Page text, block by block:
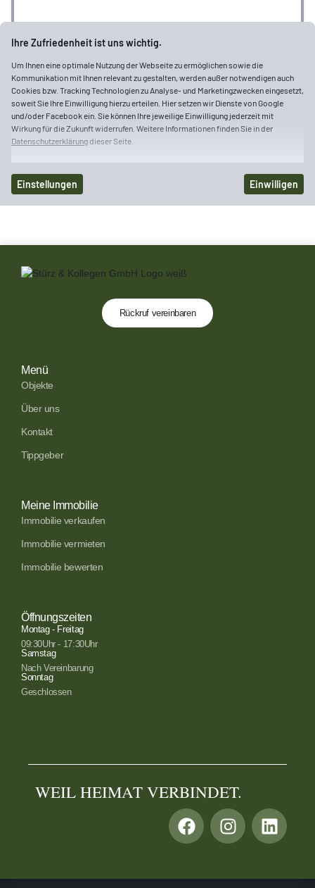
Rückruf vereinbaren
Menü
Objekte
Über uns
Kontakt
Tippgeber
Meine Immobilie
Immobilie verkaufen
Immobilie vermieten
Immobilie bewerten
Öffnungszeiten
Montag - Freitag
09:30Uhr - 17:30Uhr
Samstag
Nach Vereinbarung
Sonntag
Geschlossen
WEIL HEIMAT VERBINDET.